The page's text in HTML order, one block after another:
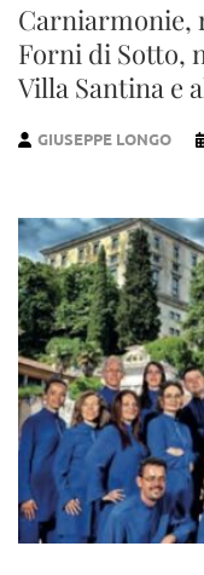
Carniarmonie,
Forni di Sotto,
Villa Santina e
GIUSEPPE LONGO